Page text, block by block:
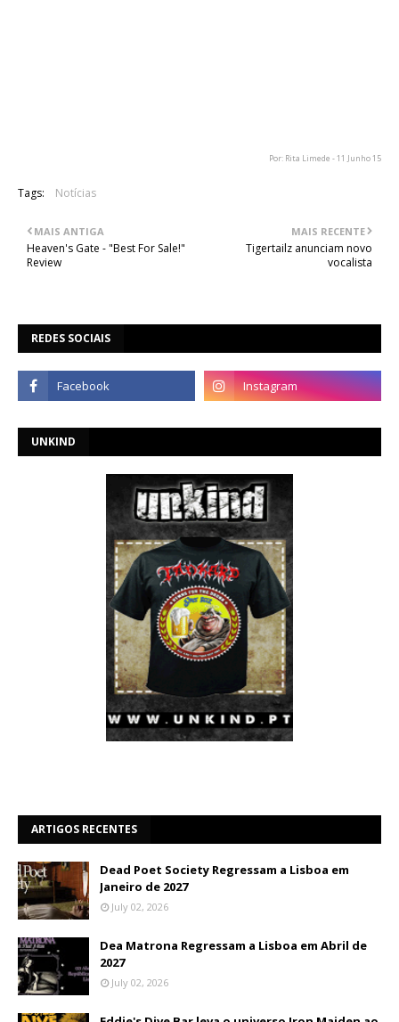
Por: Rita Limede - 11 Junho 15
Tags: Notícias
MAIS RECENTE
Tigertailz anunciam novo
vocalista
MAIS ANTIGA
Heaven's Gate - "Best For Sale!"
Review
REDES SOCIAIS
UNKIND
ARTIGOS RECENTES
Dead Poet Society Regressam a Lisboa em
Janeiro de 2027
July 02, 2026
Dea Matrona Regressam a Lisboa em Abril de
2027
July 02, 2026